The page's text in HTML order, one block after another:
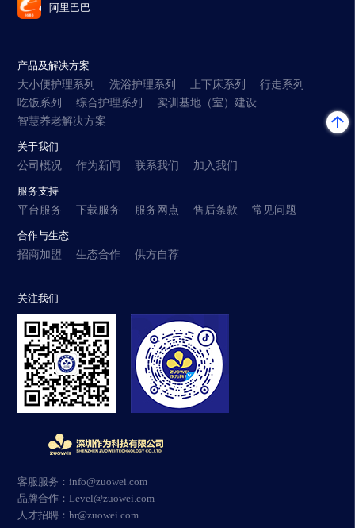
阿里巴巴
产品及解决方案
大小便护理系列
洗浴护理系列 上下床系列
行走系列
吃饭系列
综合护理系列
实训基地（室）建设
智慧养老解决方案
关于我们
公司概况
作为新闻 联系我们 加入我们
服务支持
平台服务
下载服务 服务网点 售后条款 常见问题
合作与生态
招商加盟
生态合作 供方自荐
关注我们
客服服务：info@zuowei.com
品牌合作：Level@zuowei.com
人才招聘：hr@zuowei.com